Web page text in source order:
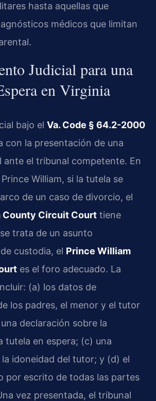
hasta aquellas que
médicos que limitan
Judicial para una
en Virginia
bajo el Va. Code § 64.2-2000
con la presentación de una
el tribunal competente. En
William, si la tutela se
de un caso de divorcio, el
County Circuit Court tiene
trata de un asunto
custodia, el Prince William
es el foro adecuado. La
(a) los datos de
los padres, el menor y el tutor
declaración sobre la
tutela en espera; (c) una
idoneidad del tutor; y (d) el
por escrito de todas las partes
vez presentada, el tribunal